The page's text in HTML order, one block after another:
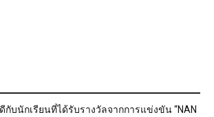
บนักเรียนที่ได้รับรางวัลจากการแข่งขัน “NAN